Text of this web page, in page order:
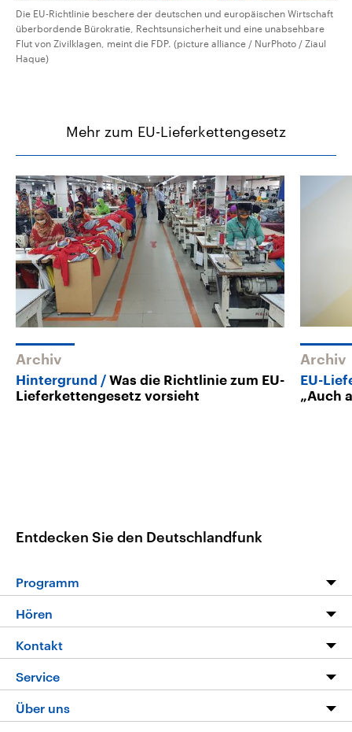
Die EU-Richtlinie beschere der deutschen und europäischen Wirtschaft
überbordende Bürokratie, Rechtsunsicherheit und eine unabsehbare
Flut von Zivilklagen, meint die FDP. (picture alliance / NurPhoto / Ziaul
Haque)
Mehr zum EU-Lieferkettengesetz
Archiv
Hintergrund
Was die Richtlinie zum EU-
Lieferkettengesetz vorsieht
Archiv
EU-
„Auch
Entdecken Sie den Deutschlandfunk
Programm
Programm
Die Nachrichten
Nachrichtenleicht
Neue Beiträge auf dlf.de
Hören
Livestream
Podcasts
Deutschlandfunk App
Kontakt
Hörerservice
Service
FAQ
Über uns